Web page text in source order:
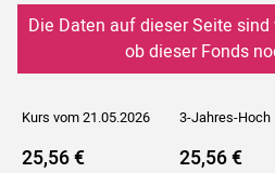
Die Daten auf dieser Seite
ob dieser Fonds
Kurs vom 21.05.2026 3-Jahres-Hoch
25,56 € 25,56 €